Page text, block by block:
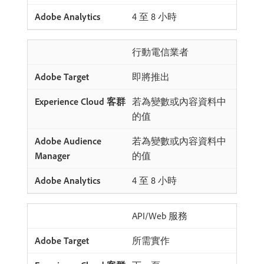
4 至 8 小時
行動電信業者
即將推出
若為變數或內容資料中
的值
若為變數或內容資料中
的值
4 至 8 小時
API/Web 服務
所需實作